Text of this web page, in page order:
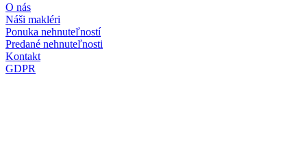
O nás
Náši makléri
Ponuka nehnuteľností
Predané nehnuteľnosti
Kontakt
GDPR